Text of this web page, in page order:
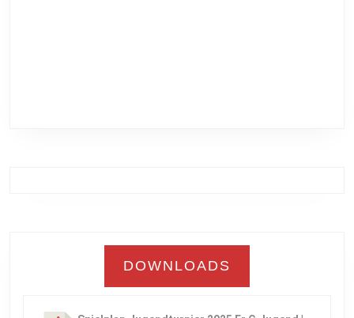
DOWNLOADS